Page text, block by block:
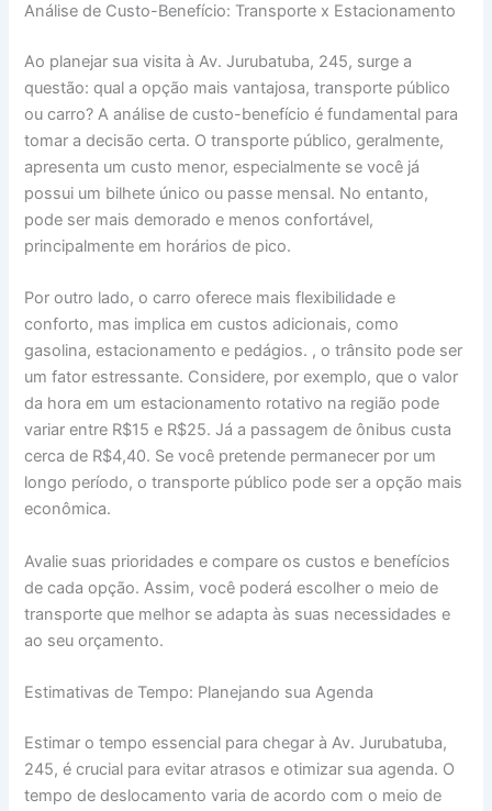
Análise de Custo-Benefício: Transporte x Estacionamento
Ao planejar sua visita à Av. Jurubatuba, 245, surge a
questão: qual a opção mais vantajosa, transporte público
ou carro? A análise de custo-benefício é fundamental para
tomar a decisão certa. O transporte público, geralmente,
apresenta um custo menor, especialmente se você já
possui um bilhete único ou passe mensal. No entanto,
pode ser mais demorado e menos confortável,
principalmente em horários de pico.
Por outro lado, o carro oferece mais flexibilidade e
conforto, mas implica em custos adicionais, como
gasolina, estacionamento e pedágios. , o trânsito pode ser
um fator estressante. Considere, por exemplo, que o valor
da hora em um estacionamento rotativo na região pode
variar entre R$15 e R$25. Já a passagem de ônibus custa
cerca de R$4,40. Se você pretende permanecer por um
longo período, o transporte público pode ser a opção mais
econômica.
Avalie suas prioridades e compare os custos e benefícios
de cada opção. Assim, você poderá escolher o meio de
transporte que melhor se adapta às suas necessidades e
ao seu orçamento.
Estimativas de Tempo: Planejando sua Agenda
Estimar o tempo essencial para chegar à Av. Jurubatuba,
245, é crucial para evitar atrasos e otimizar sua agenda. O
tempo de deslocamento varia de acordo com o meio de